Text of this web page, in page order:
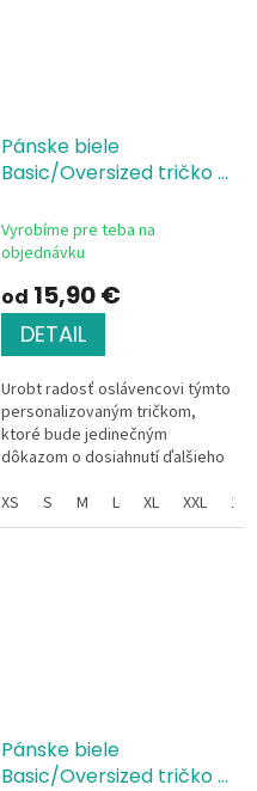
Pánske biele
Basic/Oversized tričko s
playstation
Vyrobíme pre teba na
objednávku
od 15,90 €
DETAIL
Urobt radosť oslávencovi týmto
personalizovaným tričkom,
ktoré bude jedinečným
dôkazom o dosiahnutí ďalšieho
meninám alebo len tak pre...
XS S M L XL XXL 128
Pánske biele
Basic/Oversized tričko s